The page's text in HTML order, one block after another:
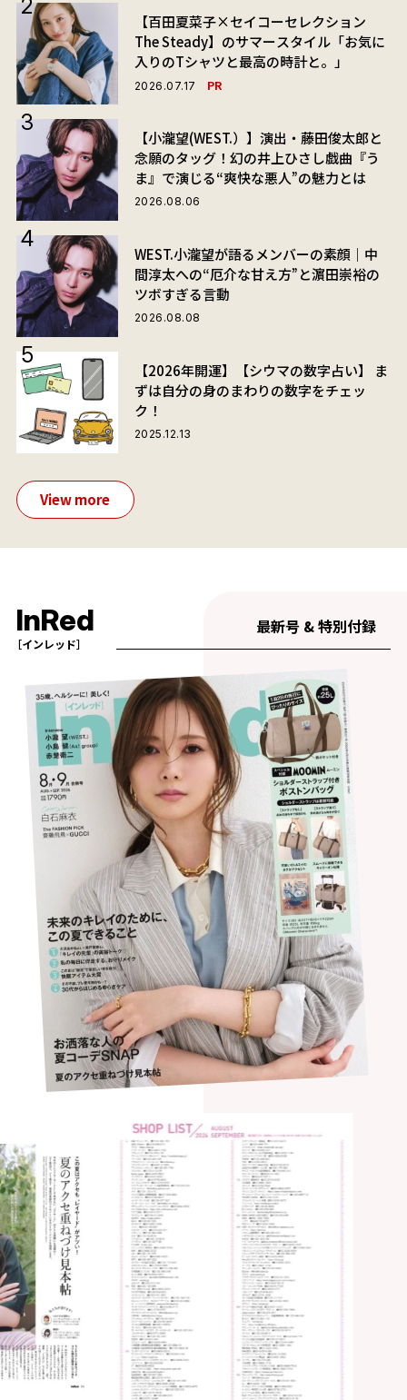
【百田夏菜子×セイコーセレクション
The Steady】のサマースタイル「お気に
入りのTシャツと最高の時計と。」
2026.07.17 PR
【小瀧望(WEST.）】演出・藤田俊太郎と
念願のタッグ！幻の井上ひさし戯曲『う
ま』で演じる“爽快な悪人”の魅力とは
2026.08.06
WEST.小瀧望が語るメンバーの素顔｜中
間淳太への“厄介な甘え方”と濵田崇裕の
ツボすぎる言動
2026.08.08
【2026年開運】【シウマの数字占い】 ま
ずは自分の身のまわりの数字をチェッ
ク！
2025.12.13
View more
InRed
［インレッド］
最新号 & 特別付録